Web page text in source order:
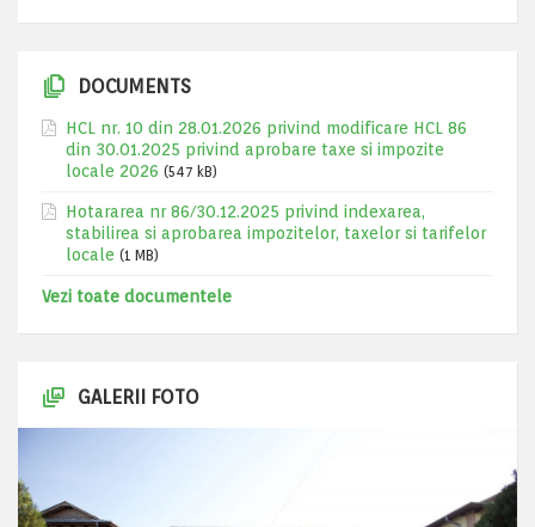
DOCUMENTS
HCL nr. 10 din 28.01.2026 privind modificare HCL 86
din 30.01.2025 privind aprobare taxe si impozite
locale 2026 (547 kB)
Hotararea nr 86/30.12.2025 privind indexarea,
stabilirea si aprobarea impozitelor, taxelor si tarifelor
locale (1 MB)
Vezi toate documentele
GALERII FOTO